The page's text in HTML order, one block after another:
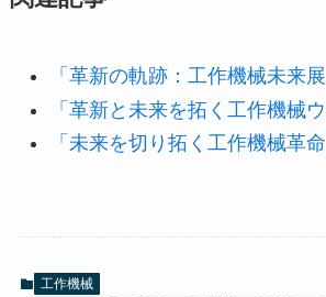
「革新の軌跡：工作機械未来展
「革新と未来を拓く工作機械
「未来を切り拓く工作機械革命
工作機械